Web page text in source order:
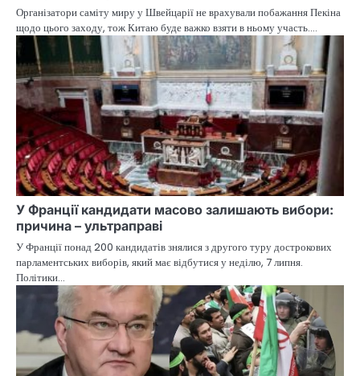
Організатори саміту миру у Швейцарії не врахували побажання Пекіна
щодо цього заходу, тож Китаю буде важко взяти в ньому участь.…
У Франції кандидати масово залишають вибори:
причина – ультраправі
У Франції понад 200 кандидатів знялися з другого туру дострокових
парламентських виборів, який має відбутися у неділю, 7 липня.
Політики…